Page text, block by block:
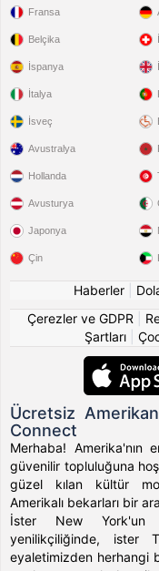
Fransa
Belçika
İspanya
İtalya
İsveç
Avustralya
Hollanda
Avusturya
Japonya
Çin
Haberler
Çerezler ve GDPR
Şartları|
Ücretsiz
Connect
Merhaba! Amerika'nın
güvenilir topluluğuna
güzel kılan kültür
Amerikalı bekarları bir
İster New York'un
yenilikçiliğinde, ister
eyaletimizden herhangi